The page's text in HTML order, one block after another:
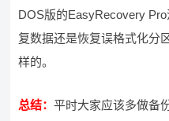
DOS版的EasyRecovery
复数据还是恢复误格式化分
样的。
总结：平时大家应该多做备